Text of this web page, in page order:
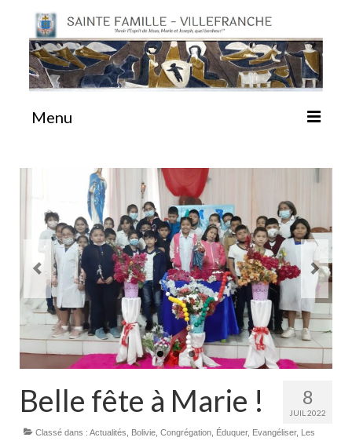
Menu
#87 (pas de titre)
Sainte Emilie
La Congrégation
La Maison-Mère
Actualités
Tutelle 8
JUIL 2022
Belle fête à Marie !
Classé dans : Actualités Bolivie Congrégation Éduquer, Evangéliser, Les